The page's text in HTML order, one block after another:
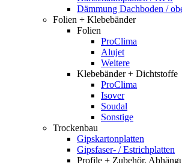
Dämmung Dachboden /
Folien + Klebebänder
Folien
ProClima
Alujet
Weitere
Klebebänder + Dichtstoffe
ProClima
Isover
Soudal
Sonstige
Trockenbau
Gipskartonplatten
Gipsfaser- / Estrichplatten
Profile + Zubehör,